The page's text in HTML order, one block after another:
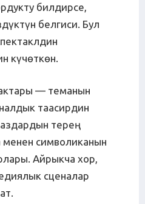
билдирсе,
белгиси. Бул
күчөткөн.
— теманын
таасирдин
терең
символиканын
Айрыкча хор,
сценалар